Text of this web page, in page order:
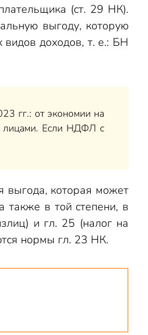
(ст. 29 НК).
выгоду, которую
доходов, т. е.: БН
гг.: от экономии на
лицами. Если НДФЛ с
выгода, которая может
также в той степени, в
и гл. 25 (налог на
нормы гл. 23 НК.